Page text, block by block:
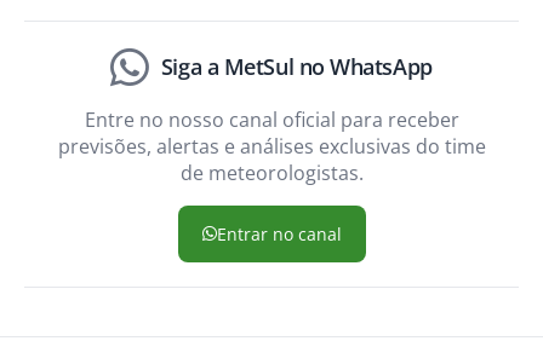
Siga a MetSul no WhatsApp
Entre no nosso canal oficial para receber
previsões, alertas e análises exclusivas do time
de meteorologistas.
Entrar no canal